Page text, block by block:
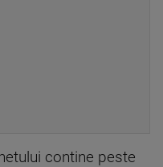
contine peste